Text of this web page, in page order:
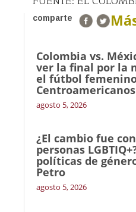
comparte
Colombia vs.
ver la final por la
el fútbol femenino
agosto 5, 2026
¿El cambio fue
personas
políticas de
Petro
agosto 5, 2026